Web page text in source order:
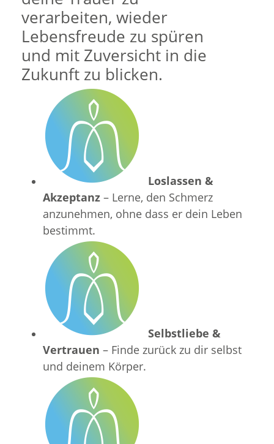
verarbeiten, wieder
Lebensfreude zu spüren
und mit Zuversicht in die
Zukunft zu blicken.
Loslassen &
Akzeptanz – Lerne, den Schmerz
anzunehmen, ohne dass er dein Leben
bestimmt.
Selbstliebe &
Vertrauen – Finde zurück zu dir selbst
und deinem Körper.